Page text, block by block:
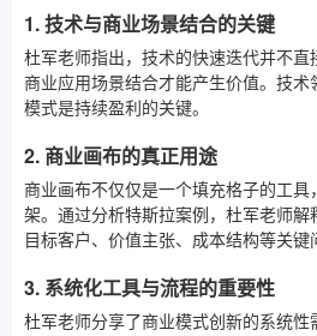
1. 技术与商业场景结合的关键
杜军老师指出，技术的快速迭代并不直
商业应用场景结合才能产生价值。技术
模式是持续盈利的关键。
2. 商业画布的真正用途
商业画布不仅仅是一个填充格子的工具
架。通过分析特斯拉案例，杜军老师
目标客户、价值主张、成本结构等关键
3. 系统化工具与流程的重要性
杜军老师分享了商业模式创新的系统